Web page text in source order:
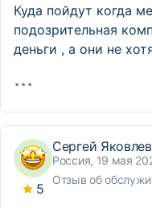
Куда пойдут когда
подозрительная
деньги , а они не
5
Сергей Яковлев
Россия, 19 мая
Отзыв об